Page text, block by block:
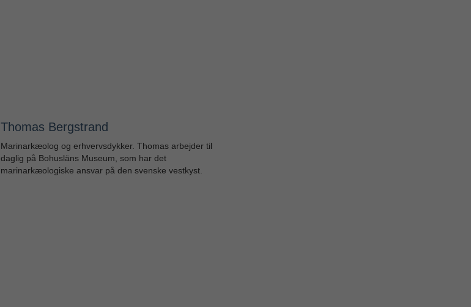
Thomas Bergstrand
Marinarkæolog og erhvervsdykker. Thomas arbejder til
daglig på Bohusläns Museum, som har det
marinarkæologiske ansvar på den svenske vestkyst.